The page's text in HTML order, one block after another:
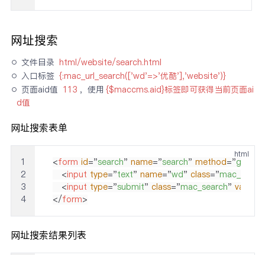
网址搜索
文件目录 html/website/search.html
入口标签 {:mac_url_search(['wd'=>'优酷'],'website')}
页面aid值 113 ，使用 {$maccms.aid}标签即可获得当前页面ai
d值
网址搜索表单
<form id="search" name="search" method="get
<input type="text" name="wd" class="mac_wd
<input type="submit" class="mac_search" value
</form>
1
2
3
4
html
网址搜索结果列表